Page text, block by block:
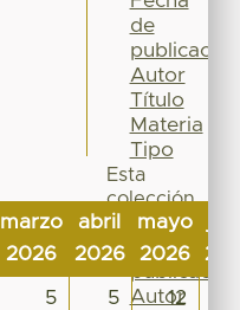
marzo
2026
abril
2026
mayo
2026
5 5 12
de
publicación
Autor
Título
Materia
Tipo
Esta
colección
Fecha
de
publicación
Autor